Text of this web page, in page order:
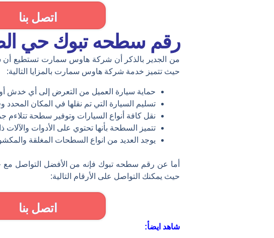
اتصل بنا
رقم سطحه تبوك حي
حيث تتميز خدمة شركة هاوس سمارت بالمزايا التالية:
حماية سيارة العميل من التعرض إلى أي خدش
تسليم السيارة التي تم نقلها في المكان
نقل كافة أنواع السيارات وتوفير سطحة تتلاءم
تتميز السطحة بأنها تحتوي على الأدوات والآلات
يوجد العديد من انواع السطحات المغلقة
أما عن رقم سطحه تبوك فإنه من الأفضل التواصل
حيث يمكنك التواصل على الأرقام التالية:
اتصل بنا
شاهد ايضأ: